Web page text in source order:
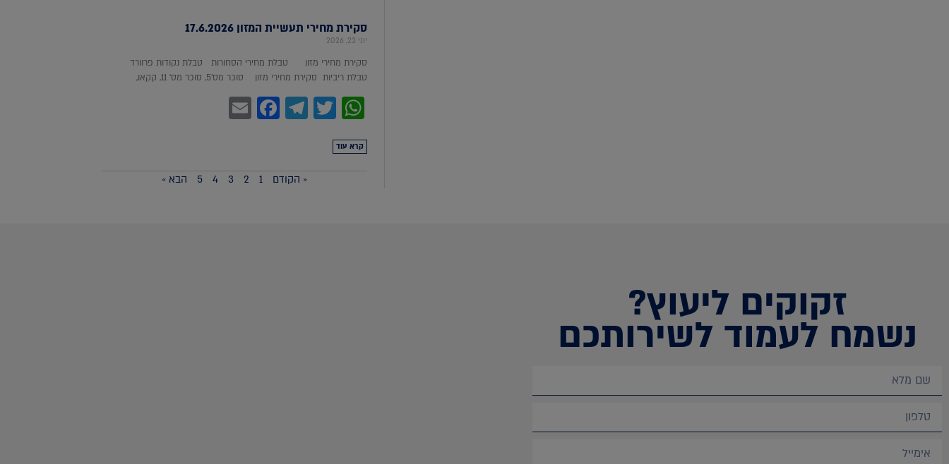
סקירת מחירי תעשיית המזון 17.6.2026
יוני 23, 2026
סקירת מחירי מזון טבלת מחירי הסחורות טבלת נקודות פרוורד
טבלת ריביות סקירת מחירי מזון סוכר מס'5, סוכר מס' 11, קקאו,
WhatsApp
Twitter
Telegram
Facebook
Email
קרא עוד
« הקודם 1
2
3
4
5 הבא »
זקוקים ליעוץ?
נשמח לעמוד לשירותכם